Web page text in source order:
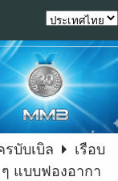
บับเบิล
เรือบ
แบบฟองอากา